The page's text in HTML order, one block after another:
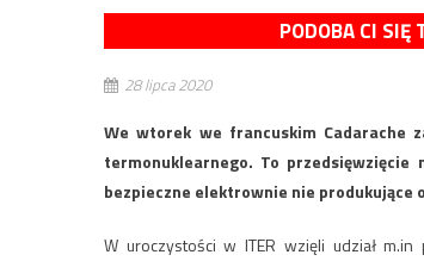
PODOBA CI SIĘ
28 lipca 2020
We wtorek we francuskim Cadarache
termonuklearnego. To
bezpieczne elektrownie nie produkujące
W uroczystości w ITER wzięli udział